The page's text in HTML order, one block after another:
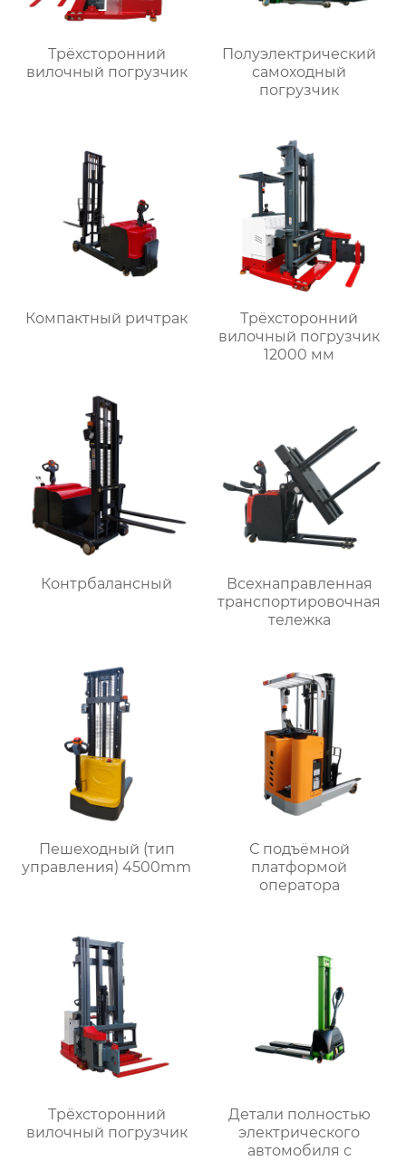
Трёхсторонний
вилочный погрузчик
Полуэлектрический
самоходный
погрузчик
Компактный ричтрак
Трёхсторонний
вилочный погрузчик
12000 мм
Контрбалансный
Всехнаправленная
транспортировочная
тележка
Пешеходный (тип
управления) 4500mm
С подъёмной
платформой
оператора
Трёхсторонний
вилочный погрузчик
Детали полностью
электрического
автомобиля с